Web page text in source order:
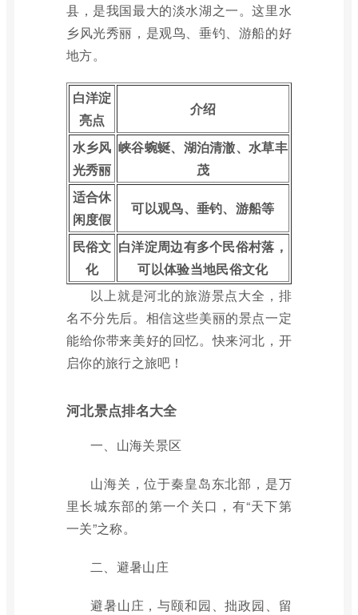
县，是我国最大的淡水湖之一。这里水
乡风光秀丽，是观鸟、垂钓、游船的好
地方。
白洋淀
亮点
介绍
水乡风
光秀丽
峡谷蜿蜒、湖泊清澈、水草丰
茂
适合休
闲度假
可以观鸟、垂钓、游船等
民俗文
化
白洋淀周边有多个民俗村落，
可以体验当地民俗文化
以上就是河北的旅游景点大全，排
名不分先后。相信这些美丽的景点一定
能给你带来美好的回忆。快来河北，开
启你的旅行之旅吧！
河北景点排名大全
一、山海关景区
山海关，位于秦皇岛东北部，是万
里长城东部的第一个关口，有“天下第
一关”之称。
二、避暑山庄
避暑山庄，与颐和园、拙政园、留